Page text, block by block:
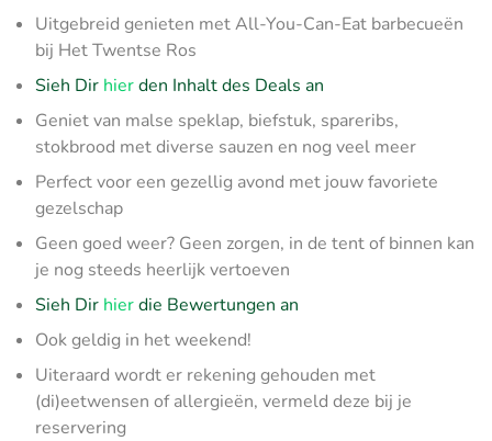
Uitgebreid genieten met All-You-Can-Eat barbecueën
bij Het Twentse Ros
Sieh Dir hierden Inhalt des Deals an
Geniet van malse speklap, biefstuk, spareribs,
stokbrood met diverse sauzen en nog veel meer
Perfect voor een gezellig avond met jouw favoriete
gezelschap
Geen goed weer? Geen zorgen, in de tent of binnen kan
je nog steeds heerlijk vertoeven
Sieh Dir hierdie Bewertungen an
Ook geldig in het weekend!
Uiteraard wordt er rekening gehouden met
(di)eetwensen of allergieën, vermeld deze bij je
reservering